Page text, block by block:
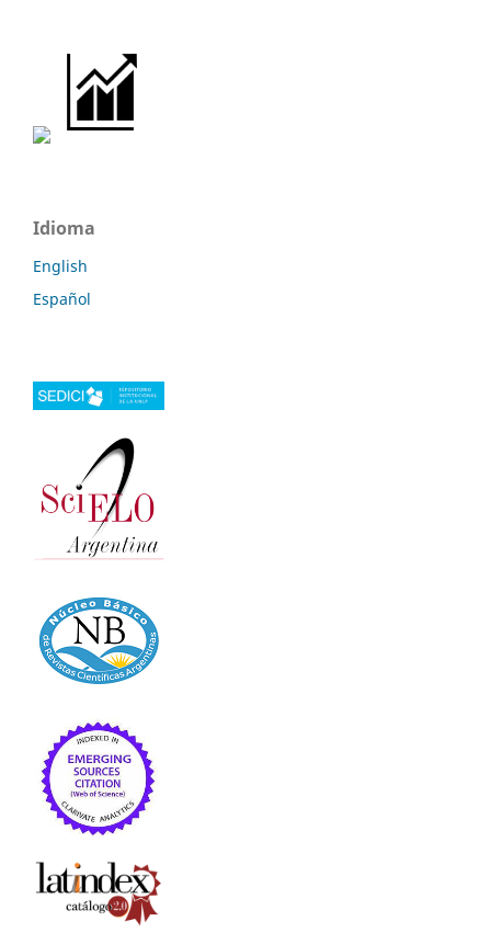
Idioma
English
Español